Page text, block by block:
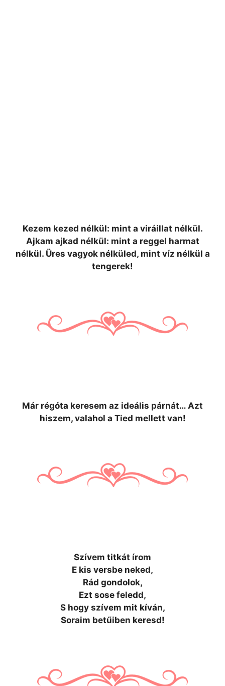
Kezem kezed nélkül: mint a viráillat nélkül.
Ajkam ajkad nélkül: mint a reggel harmat
nélkül. Üres vagyok nélküled, mint víz nélkül a
tengerek!
Már régóta keresem az ideális párnát… Azt
hiszem, valahol a Tied mellett van!
Szívem titkát írom
E kis versbe neked,
Rád gondolok,
Ezt sose feledd,
S hogy szívem mit kíván,
Soraim betűiben keresd!